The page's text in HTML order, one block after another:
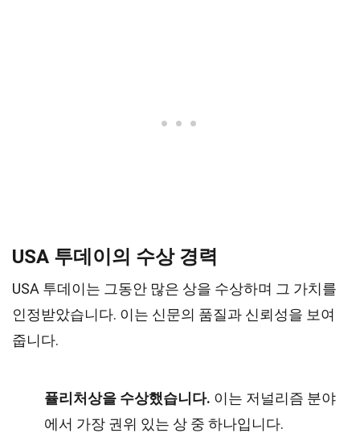
USA 투데이의 수상 경력
USA 투데이는 그동안 많은 상을 수상하며 그 가치를
인정받았습니다. 이는 신문의 품질과 신뢰성을 보여
줍니다.
퓰리처상을 수상했습니다. 이는 저널리즘 분야
에서 가장 권위 있는 상 중 하나입니다.